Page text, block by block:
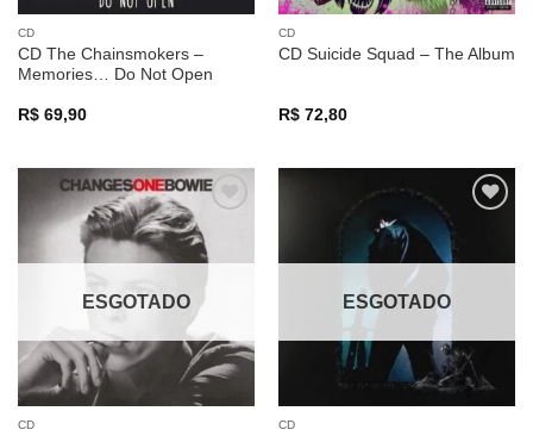
CD
CD The Chainsmokers –
Memories… Do Not Open
R$69,90
CD
CD Suicide Squad – The Album
R$72,80
Adicionar
a lista de
desejos
ESGOTADO
CD
Adicionar
a lista de
ESGOTADO
CD